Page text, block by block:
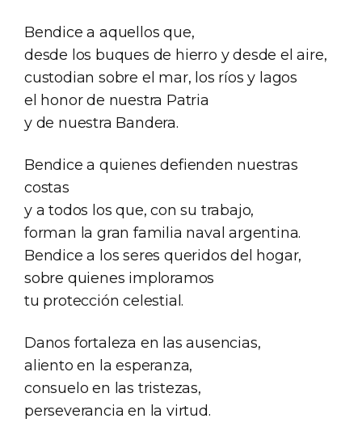
Bendice a aquellos que,
desde los buques de hierro y desde el aire,
custodian sobre el mar, los ríos y lagos
el honor de nuestra Patria
y de nuestra Bandera.
Bendice a quienes defienden nuestras
costas
y a todos los que, con su trabajo,
forman la gran familia naval argentina.
Bendice a los seres queridos del hogar,
sobre quienes imploramos
tu protección celestial.
Danos fortaleza en las ausencias,
aliento en la esperanza,
consuelo en las tristezas,
perseverancia en la virtud.